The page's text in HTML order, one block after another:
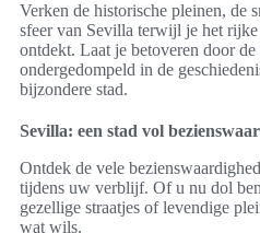
Verken de historische pleinen, de
sfeer van Sevilla terwijl je het
ontdekt. Laat je betoveren door
ondergedompeld in de
bijzondere stad.
Sevilla: een stad vol
Ontdek de vele
tijdens uw verblijf. Of u nu dol
gezellige straatjes of levendige
wat wils.